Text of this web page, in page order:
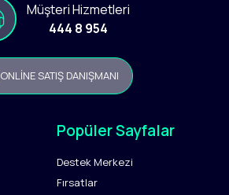
Müşteri Hizmetleri
444 8 954
ONLİNE SATIŞ DANIŞMANI
Popüler Sayfalar
Destek Merkezi
Fırsatlar